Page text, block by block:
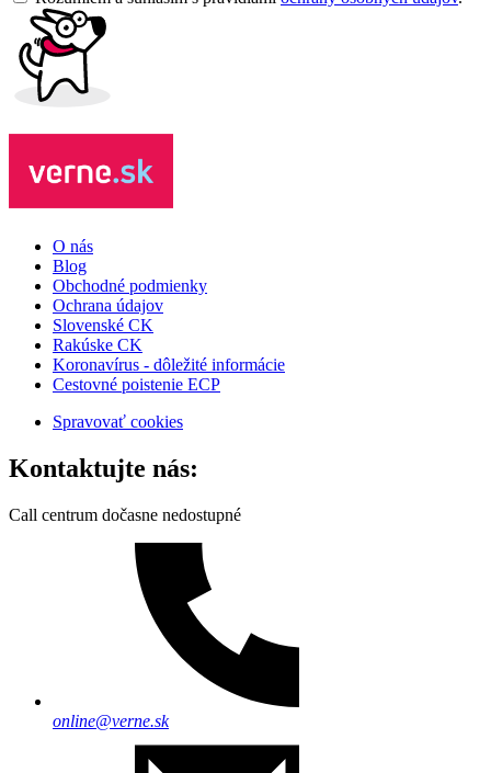
O nás
Blog
Obchodné podmienky
Ochrana údajov
Slovenské CK
Rakúske CK
Koronavírus - dôležité informácie
Cestovné poistenie ECP
Spravovať cookies
Kontaktujte nás:
Call centrum dočasne nedostupné
online@verne.sk